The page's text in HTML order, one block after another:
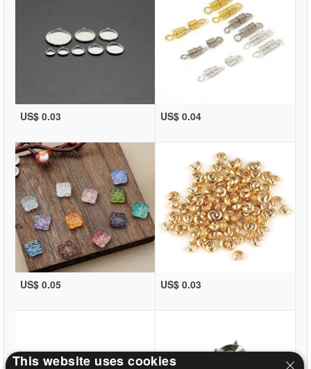
US$ 0.03 US$ 0.04
US$ 0.05 US$ 0.03
This website uses cookies